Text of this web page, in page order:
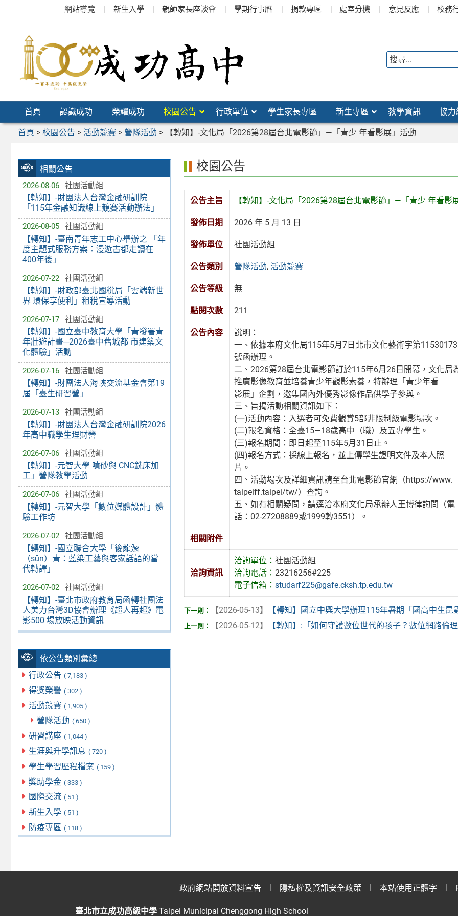
網站導覽 新生入學 親師家長座談會 學期行事曆 捐款專區 處室分機 意見反應 校務
首頁 認識成功 榮耀成功 校園公告 行政單位 學生家長專區 新生專區 教學資訊 協力
首頁 > 校園公告 > 活動競賽> 營隊活動 > 【轉知】-文化局「2026第28屆台北電影節」—「青少 年看影展」活動
相關公告
2026-08-06 社團活動組
【轉知】-財團法人台灣金融研訓院
「115年金融知識線上競賽活動辦法」
2026-08-05 社團活動組
【轉知】-臺南青年志工中心舉辦之 「年
度主題式服務方案：漫遊古都走讀在
400年後」
2026-07-22 社團活動組
【轉知】-財政部臺北國稅局「雲端新世
界 環保享便利」租稅宣導活動
2026-07-17 社團活動組
【轉知】-國立臺中教育大學「青發署青
年壯遊計畫─2026臺中舊城都 市建築文
化體驗」活動
2026-07-16 社團活動組
【轉知】-財團法人海峽交流基金會第19
屆「臺生研習營」
2026-07-13 社團活動組
【轉知】-財團法人台灣金融研訓院2026
年高中職學生理財營
2026-07-06 社團活動組
【轉知】-元智大學 噴砂與 CNC銑床加
工」營隊教學活動
2026-07-06 社團活動組
【轉知】-元智大學「數位媒體設計」體
驗工作坊
2026-07-02 社團活動組
【轉知】-國立聯合大學「後龍漘
（sǔn）青：藍染工藝與客家話語的當
代轉譯」
2026-07-02 社團活動組
【轉知】-臺北市政府教育局函轉社團法
人美力台灣3D協會辦理《超人再起》電
影500 場放映活動資訊
依公告類別彙總
行政公告 ( 7,183 )
得獎榮譽 ( 302 )
活動競賽 ( 1,905 )
營隊活動 ( 650 )
研習講座 ( 1,044 )
生涯與升學訊息 ( 720 )
學生學習歷程檔案 ( 159 )
獎助學金 ( 333 )
國際交流 ( 51 )
新生入學 ( 51 )
防疫專區 ( 118 )
校園公告
公告主旨 【轉知】-文化局「2026第28屆台北電影節」—「青少 年看影
發佈日期 2026 年 5 月 13 日
發佈單位 社團活動組
公告類別 營隊活動,活動競賽
公告等級 無
點閱次數 211
公告內容
說明：
一、依據本府文化局115年5月7日北市文化藝術字第
號函辦理。
二、2026第28屆台北電影節訂於115年6月26日開幕，文化局
推廣影像教育並培養青少年觀影素養，特辦理「青少年看
影展」企劃，邀集國內外優秀影像作品供學子參與。
三、旨揭活動相關資訊如下：
(一)活動內容：入選者可免費觀賞5部非限制級電影場次。
(二)報名資格：全臺15—18歲高中（職）及五專學生。
(三)報名期間：即日起至115年5月31日止。
(四)報名方式：採線上報名，並上傳學生證明文件及本人照
片。
四、活動場次及詳細資訊請至台北電影節官網（https://www.
taipeiff.taipei/tw/）查詢。
五、如有相關疑問，請逕洽本府文化局承辦人王博律詢問（電
話：02-27208889或1999轉3551）。
相關附件
洽詢資訊
洽詢單位：社團活動組
洽詢電話：23216256#225
電子信箱：studarf225@gafe.cksh.tp.edu.tw
【2026-05-13】
【轉知】國立中興大學辦理115年暑期「國高中生昆
【2026-05-12】
【轉知】:「如何守護數位世代的孩子？數位網路倫
政府網站開放資料宣告 隱私權及資訊安全政策 本站使用正體字
臺北市立成功高級中學Taipei Municipal Chenggong High School